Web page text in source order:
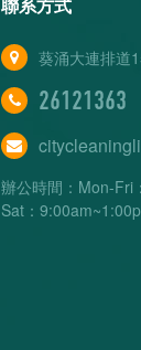
葵涌大連排道
26121363
辦公時間：Mon-Fri
Sat：